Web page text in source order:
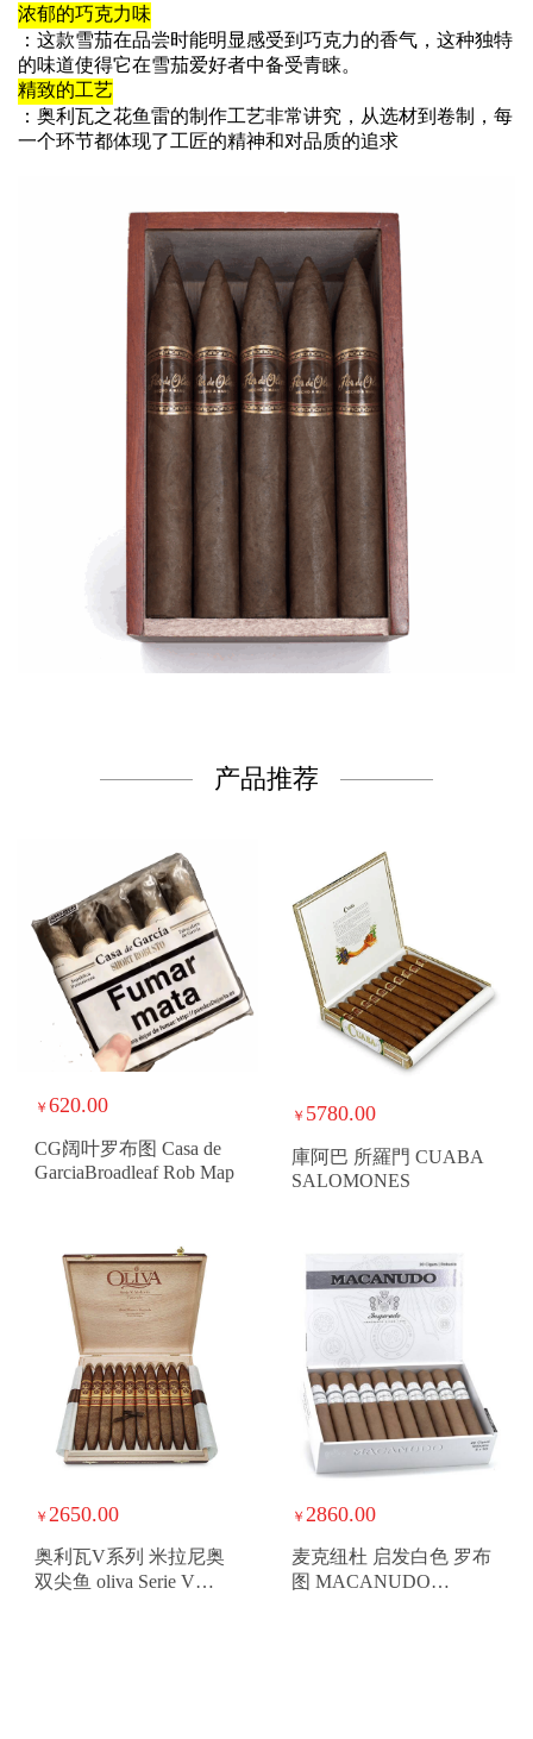
浓郁的巧克力味
：这款雪茄在品尝时能明显感受到巧克力的香气，这种独特
的味道使得它在雪茄爱好者中备受青睐。
精致的工艺
：奥利瓦之花鱼雷的制作工艺非常讲究，从选材到卷制，每
一个环节都体现了工匠的精神和对品质的追求
产品推荐
￥ 620.00
CG阔叶罗布图 Casa de
GarciaBroadleaf Rob Map
￥ 5780.00
庫阿巴 所羅門 CUABA
SALOMONES
￥ 2650.00
奥利瓦V系列 米拉尼奥
双尖鱼 oliva Serie V
￥ 2860.00
麦克纽杜 启发白色 罗布
图 MACANUDO